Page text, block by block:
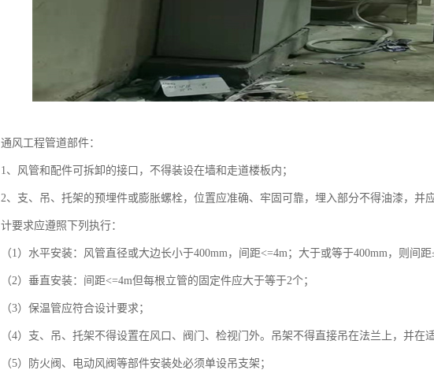
通风工程管道部件：
1、风管和配件可拆卸的接口，不得装设在墙和走道楼板内；
2、支、吊、托架的预埋件或膨胀螺栓，位置应准确、牢固可靠，埋入部分不得油漆，并
计要求应遵照下列执行：
（1）水平安装：风管直径或大边长小于400mm，间距<=4m；大于或等于400mm，则间距
（2）垂直安装：间距<=4m但每根立管的固定件应大于等于2个；
（3）保温管应符合设计要求；
（4）支、吊、托架不得设置在风口、阀门、检视门外。吊架不得直接吊在法兰上，并在
（5）防火阀、电动风阀等部件安装处必须单设吊支架；